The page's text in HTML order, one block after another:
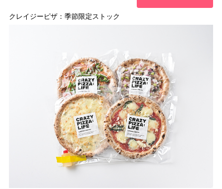
クレイジーピザ：季節限定ストック